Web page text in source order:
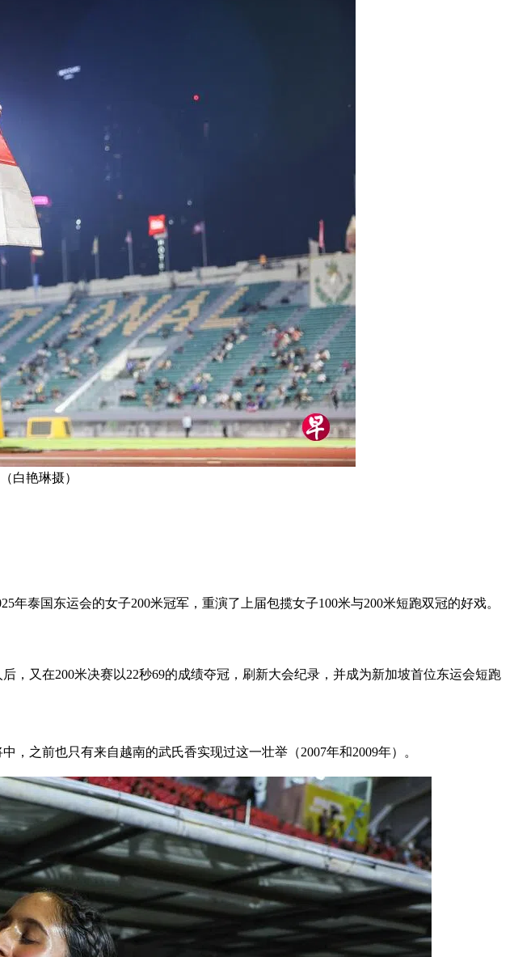
白艳琳摄）
泰国东运会的女子200米冠军，重演了上届包揽女子100米与200米短跑双冠的好戏。
，又在200米决赛以22秒69的成绩夺冠，刷新大会纪录，并成为新加坡首位东运会短跑
之前也只有来自越南的武氏香实现过这一壮举（2007年和2009年）。